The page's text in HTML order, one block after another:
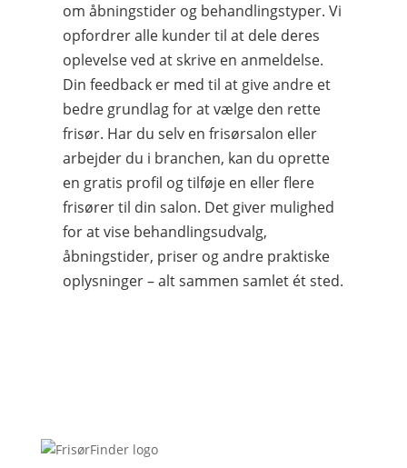
om åbningstider og behandlingstyper. Vi
opfordrer alle kunder til at dele deres
oplevelse ved at skrive en anmeldelse.
Din feedback er med til at give andre et
bedre grundlag for at vælge den rette
frisør. Har du selv en frisørsalon eller
arbejder du i branchen, kan du oprette
en gratis profil og tilføje en eller flere
frisører til din salon. Det giver mulighed
for at vise behandlingsudvalg,
åbningstider, priser og andre praktiske
oplysninger – alt sammen samlet ét sted.